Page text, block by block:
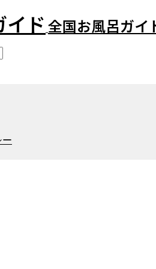
イド 全国お風呂ガイ
ー